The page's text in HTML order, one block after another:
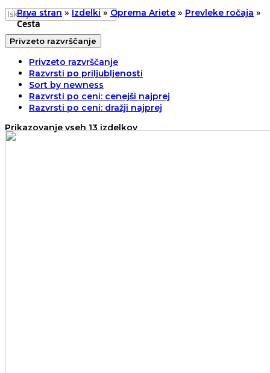
Prva stran»Izdelki»Oprema Ariete » Prevleke ročaja »
Cesta
Privzeto razvrščanje
Privzeto razvrščanje
Razvrsti po priljubljenosti
Sort by newness
Razvrsti po ceni: cenejši najprej
Razvrsti po ceni: dražji najprej
Prikazovanje vseh 13 izdelkov